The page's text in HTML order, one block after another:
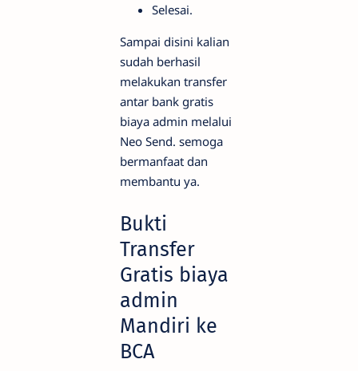
Selesai.
Sampai disini kalian
sudah berhasil
melakukan transfer
antar bank gratis
biaya admin melalui
Neo Send. semoga
bermanfaat dan
membantu ya.
Bukti
Transfer
Gratis biaya
admin
Mandiri ke
BCA